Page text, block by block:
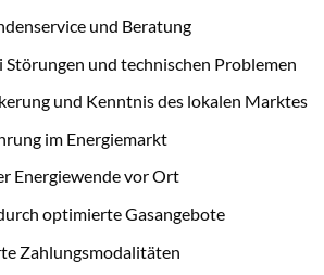
und Beratung
Störungen und technischen Problemen
und Kenntnis des lokalen Marktes
im Energiemarkt
Energiewende vor Ort
optimierte Gasangebote
Zahlungsmodalitäten